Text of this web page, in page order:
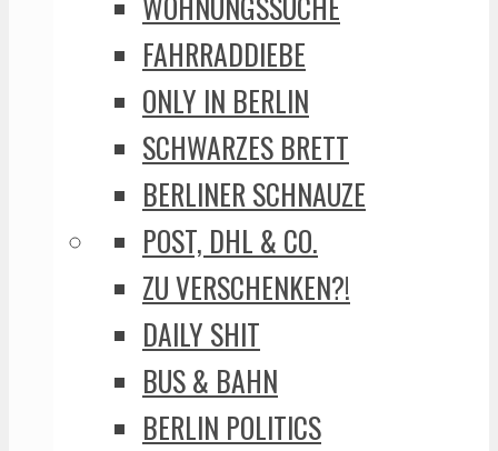
FAHRRADDIEBE
ONLY IN BERLIN
SCHWARZES BRETT
BERLINER SCHNAUZE
POST, DHL & CO.
ZU VERSCHENKEN?!
DAILY SHIT
BUS & BAHN
BERLIN POLITICS